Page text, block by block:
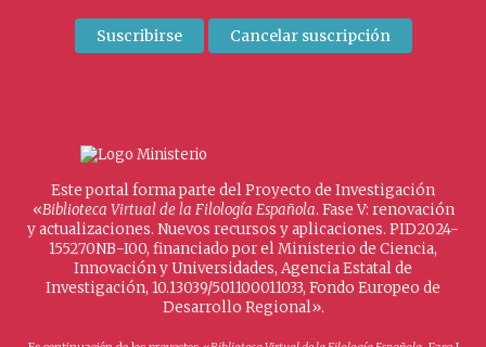
Este portal forma parte del Proyecto de Investigación
«Biblioteca Virtual de la Filología Española. Fase V: renovación
y actualizaciones. Nuevos recursos y aplicaciones. PID2024-
155270NB-I00, financiado por el Ministerio de Ciencia,
Innovación y Universidades, Agencia Estatal de
Investigación, 10.13039/501100011033, Fondo Europeo de
Desarrollo Regional».